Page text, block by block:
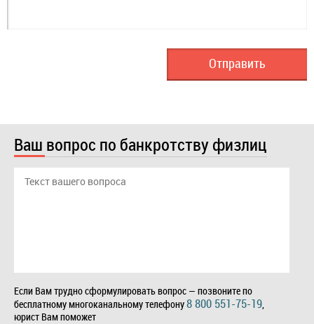
Ваш вопрос по банкротству физлиц
Если Вам трудно сформулировать вопрос — позвоните по
бесплатному многоканальному телефону8 800 551-75-19
юрист Вам поможет